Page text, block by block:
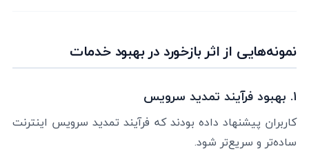
نمونه‌هایی از اثر بازخورد در بهبود خدمات
۱. بهبود فرآیند تمدید سرویس
کاربران پیشنهاد داده بودند که فرآیند تمدید سرویس اینترنت
ساده‌تر و سریع‌تر شود.